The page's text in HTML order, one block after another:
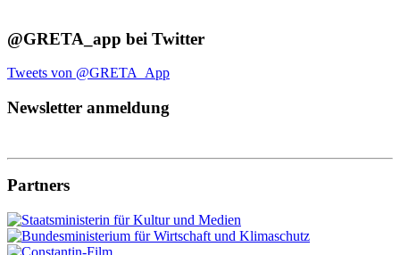
@GRETA_app bei Twitter
Tweets von @GRETA_App
Newsletter anmeldung
Partners